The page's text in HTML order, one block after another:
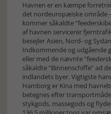
Havnen er en kæmpe
det nordeuropæiske område
kommer såkaldte
af havnen servicerer
besejler Asien, Nord- og
Indkommende og udgående
eller med de nævnte
såkaldte ”Binnenschiffe” ad
indlandets byer. Vigtigste
Hamborg er Kina med
betegnes efter
stykgods, massegods og